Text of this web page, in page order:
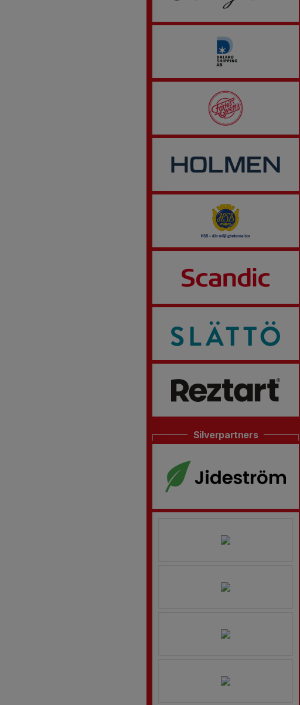
Silverpartners